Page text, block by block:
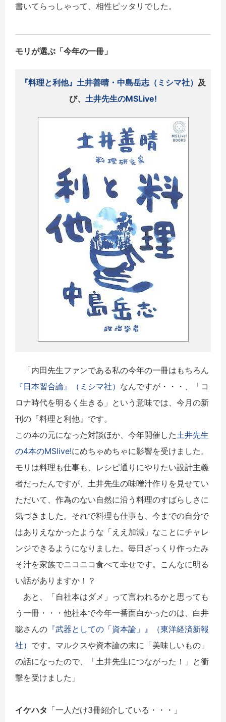
書いてらっしゃって、相性ピッタリでした。
モリが選ぶ「今年の一冊」
『料理と利他』土井善晴・中島岳志（ミシマ社） 及
び、 土井先生のMSLive!
「内田先生ファンである私の今年の一冊はもちろん
『日本習合論』（ミシマ社） なんですが・・・、「コ
ロナ時代を明るく生きる」という意味では、今月の新
刊の『料理と利他』です。
この本の元になった対談ほか、今年開催した土井先生
の4本のMSlive!にめちゃめちゃに影響を受けました。
モリは料理も仕事も、レシピ通りにやりたい設計主義
者だったんですが、土井先生の味噌汁作りを見せてい
ただいて、作為のない自然に沿う料理のすばらしさに
気づきました。それで料理も仕事も、今までの自分で
はありえなかったような「ええ加減」なことにチャレ
ンジできるようになりました。毎日ざっくり作ったみ
そ汁を家族でニコニコ食べて幸せです。こんなに明る
い話がありますか！？
あと、「自社本はダメ」って言われるかと思っても
う 一冊 ・・・他社本で今年一番面白かったのは、白井
聡さんの 『武器としての「資本論」』（東洋経済新報
社） です。マルクスや資本論の末に「美味しいもの」
の話になったので、「土井先生につながった！」と衝
撃を受けました」
イケハタ 「一 人だけ3冊紹介している・・・」